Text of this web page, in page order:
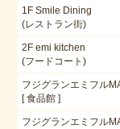
1F Smile Dining
(レストラン街)
2F emi kitchen
(フードコート)
フジグランエミフル
[ 食品館 ]
フジグランエミフル